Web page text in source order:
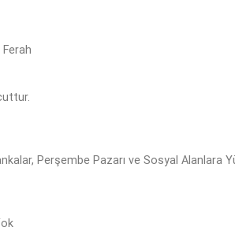
Ferah
Perşembe Pazarı ve Sosyal Alanlara